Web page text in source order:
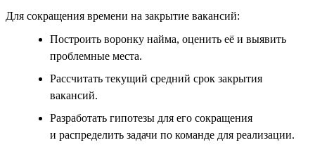
Для сокращения времени на закрытие вакансий:
Построить воронку найма, оценить её и выявить
проблемные места.
Рассчитать текущий средний срок закрытия
вакансий.
Разработать гипотезы для его сокращения
и распределить задачи по команде для реализации.